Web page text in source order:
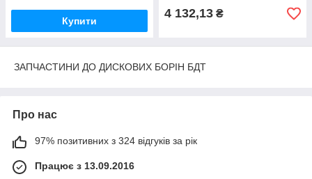
Купити
4 132,13 ₴
ЗАПЧАСТИНИ ДО ДИСКОВИХ БОРІН БДТ
Про нас
97% позитивних з 324 відгуків за рік
Працює з 13.09.2016